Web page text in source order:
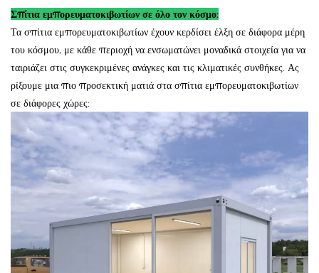
Σπίτια εμπορευματοκιβωτίων σε όλο τον κόσμο:
Τα σπίτια εμπορευματοκιβωτίων έχουν κερδίσει έλξη σε διάφορα μέρη
του κόσμου, με κάθε περιοχή να ενσωματώνει μοναδικά στοιχεία για να
ταιριάζει στις συγκεκριμένες ανάγκες και τις κλιματικές συνθήκες. Ας
ρίξουμε μια πιο προσεκτική ματιά στα σπίτια εμπορευματοκιβωτίων
σε διάφορες χώρες: